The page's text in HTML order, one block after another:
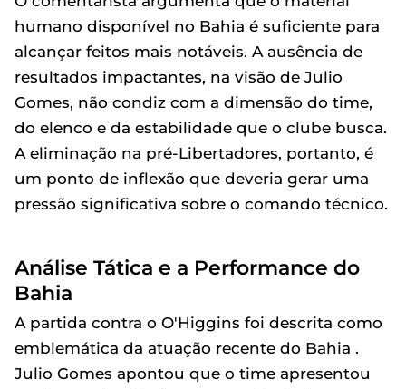
humano disponível no Bahia é suficiente para
alcançar feitos mais notáveis. A ausência de
resultados impactantes, na visão de Julio
Gomes, não condiz com a dimensão do time,
do elenco e da estabilidade que o clube busca.
A eliminação na pré-Libertadores, portanto, é
um ponto de inflexão que deveria gerar uma
pressão significativa sobre o comando técnico.
Análise Tática e a Performance do
Bahia
A partida contra o O'Higgins foi descrita como
emblemática da atuação recente do Bahia .
Julio Gomes apontou que o time apresentou